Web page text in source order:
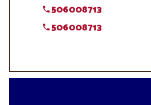
506008713
506008713